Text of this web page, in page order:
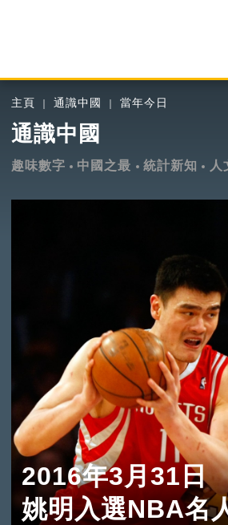
主頁 通識中國 當年今日
通識中國
趣味數字 中國之最 統計新知 人
2016年3月31日
姚明入選NBA名